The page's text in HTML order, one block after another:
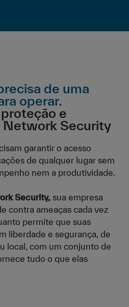
de uma
operar.
e
Network Security
garantir o acesso
de qualquer lugar sem
nem a produtividade.
Security, sua empresa
contra ameaças cada vez
permite que suas
liberdade e segurança, de
local, com um conjunto de
tudo o que elas